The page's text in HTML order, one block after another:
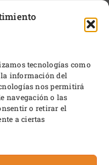
tecnologías como
información del
nos permitirá
navegación o las
o retirar el
a ciertas